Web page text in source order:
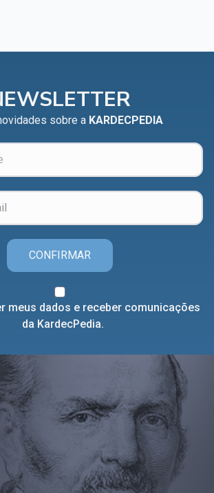
sobre a KARDECPEDIA
CONFIRMAR
meus dados e receber comunicações
da KardecPedia.